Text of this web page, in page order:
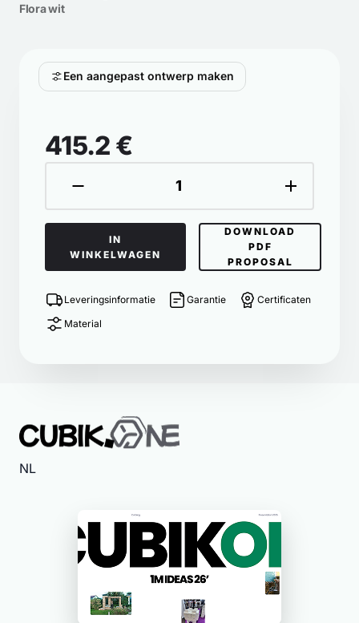
Flora wit
Een aangepast ontwerp maken
415.2 €
IN
WINKELWAGEN
DOWNLOAD
PDF
PROPOSAL
Leveringsinformatie Garantie
Certificaten
Material
NL